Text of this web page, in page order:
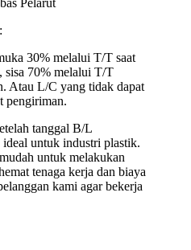
30% melalui T/T saat
sisa 70% melalui T/T
Atau L/C yang tidak dapat
pengiriman.
tanggal B/L
ideal untuk industri plastik.
untuk melakukan
tenaga kerja dan biaya
kami agar bekerja